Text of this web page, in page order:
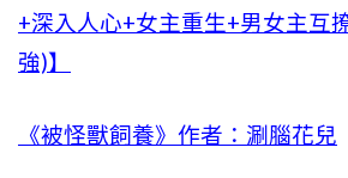
+深入人心+女主重生+男女主互
強)】
《被怪獸飼養》作者：涮腦花兒